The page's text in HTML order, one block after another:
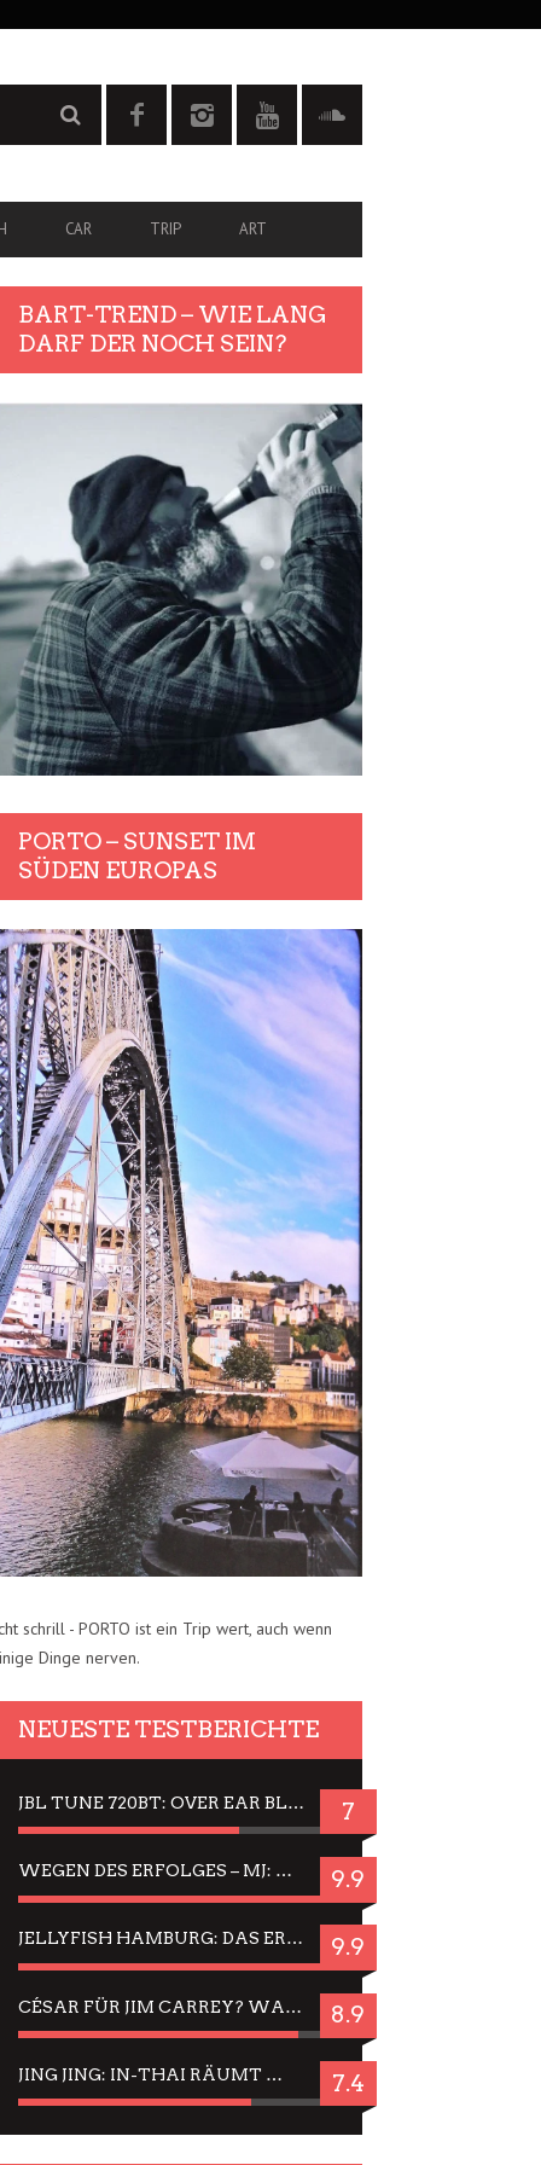
CAR TRIP ART
BART-TREND – WIE LANG
DARF DER NOCH SEIN?
PORTO – SUNSET IM
SÜDEN EUROPAS
schrill - PORTO ist ein Trip wert, auch wenn
Dinge nerven.
NEUESTE TESTBERICHTE
JBL TUNE 720BT: OVER EAR BLUETOOTH KOPFHÖRER UM DIE 50,-€ IM DAUER-TEST 7
WEGEN DES ERFOLGES – MJ: MICHAEL JACKSON MUSICAL IN EINER MATINEE SEHEN 9.9
JELLYFISH HAMBURG: DAS ERFOLGREICHE SOMMER-MENÜ 2025 IN GEFÜHLEN UND BILDERN 9.9
CÉSAR FÜR JIM CARREY? WARUM DAS EINER DER NERVIGSTEN ACTORS IST UND BLEIBT 8.9
JING JING: IN-THAI RÄUMT WIEDER TITEL AB – EIN ZWEI-STUNDEN-ERLEBNISBERICHT 7.4